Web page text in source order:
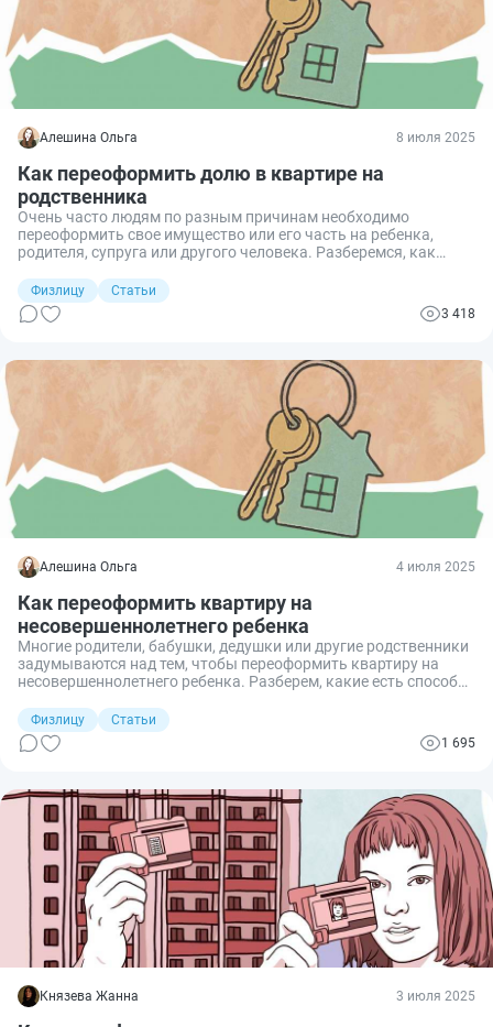
Алешина Ольга 8 июля 2025
Как переоформить долю в квартире на
родственника
Очень часто людям по разным причинам необходимо
переоформить свое имущество или его часть на ребенка,
родителя, супруга или другого человека. Разберемся, как
существуют нюансы этой процедуры.
Физлицу
Статьи
3 418
Алешина Ольга 4 июля 2025
Как переоформить квартиру на
несовершеннолетнего ребенка
Многие родители, бабушки, дедушки или другие родственники
задумываются над тем, чтобы переоформить квартиру на
несовершеннолетнего ребенка. Разберем, какие есть способы
передачи собственности несовершеннолетнему.
Физлицу
Статьи
1 695
Князева Жанна 3 июля 2025